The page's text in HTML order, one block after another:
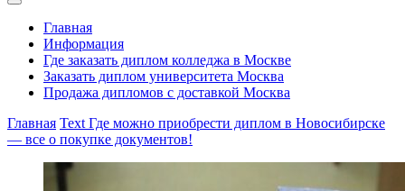
Главная
Информация
Где заказать диплом колледжа в Москве
Заказать диплом университета Москва
Продажа дипломов с доставкой Москва
Главная Text Где можно приобрести диплом в Новосибирске
— все о покупке документов!